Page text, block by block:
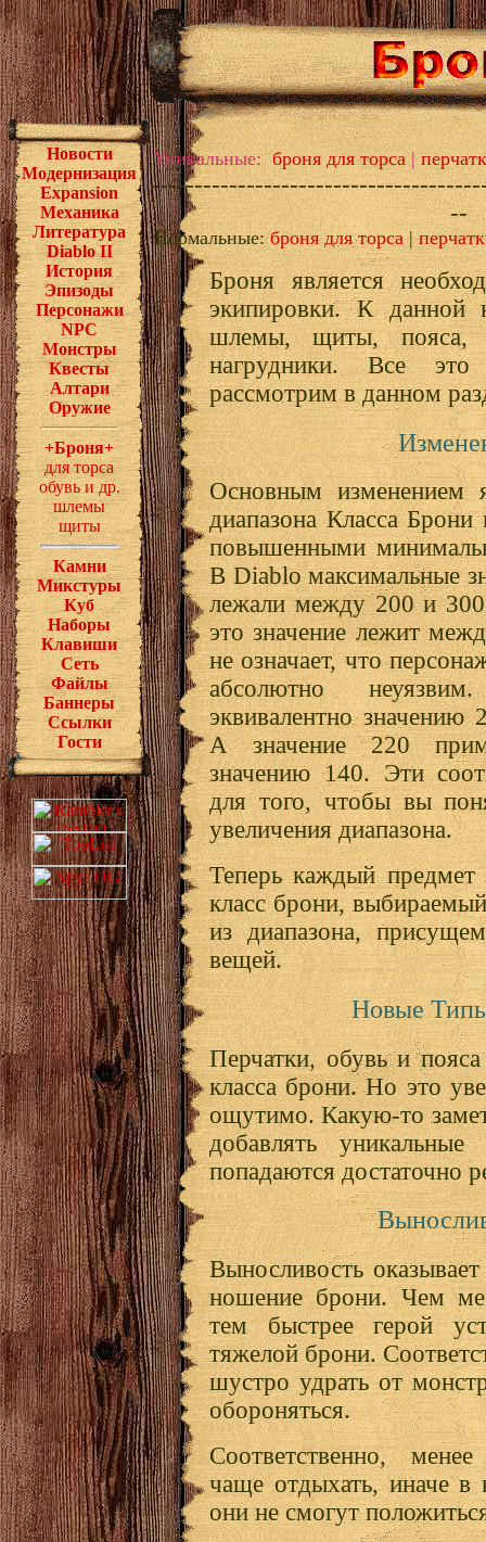
Новости
Модернизация
Expansion
Механика
Литература
Diablo II
История
Эпизоды
Персонажи
NPC
Монстры
Квесты
Алтари
Оружие
+Броня+
для торса
обувь и др.
шлемы
щиты
Камни
Микстуры
Куб
Наборы
Клавиши
Сеть
Файлы
Баннеры
Ссылки
Гости
Уникальные:броня для торса|
--
Нормальные:броня для торса|
Броня является
экипировки. К данной
шлемы, щиты, пояса,
нагрудники. Все
рассмотрим в данном
Основным изменением
диапазона Класса
повышенными
В Diablo максимальные
лежали между 200 и
это значение лежит
не означает, что
абсолютно
эквивалентно значению
А значение 220
значению 140. Эти
для того, чтобы вы
увеличения диапазона.
Теперь каждый предмет
класс брони,
из диапазона,
вещей.
Новые
Перчатки, обувь и
класса брони. Но это
ощутимо. Какую-то
добавлять
попадаются достаточно
Выносливость
ношение брони. Чем
тем быстрее герой
тяжелой брони.
шустро удрать от
обороняться.
Соответственно,
чаще отдыхать, иначе в
они не смогут